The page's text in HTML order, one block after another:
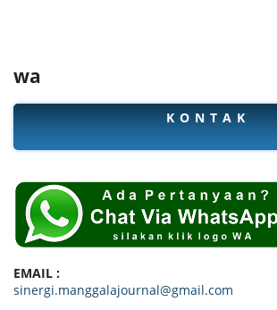
wa
K O N T A K
EMAIL :
sinergi.manggalajournal@gmail.com